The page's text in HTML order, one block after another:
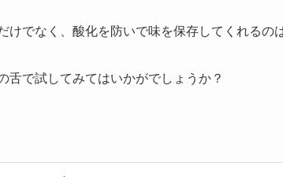
けでなく、酸化を防いで味を保存してくれるの
舌で試してみてはいかがでしょうか？